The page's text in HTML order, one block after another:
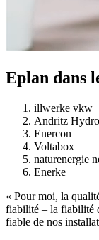
Eplan dans
illwerke vkw
Andritz Hydro
Enercon
Voltabox
naturenergie
Enerke
« Pour moi, la
fiabilité – la fiabilité
fiable de nos